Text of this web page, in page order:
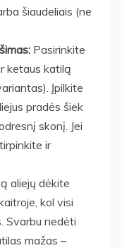
šiaudeliais (ne
Pasirinkite
ketaus katilą
Įpilkite
pradės šiek
skonį. Jei
ir
aliejų dėkite
kol visi
Svarbu nedėti
mažas –